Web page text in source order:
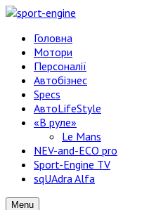
Головна
Мотори
Персоналії
Автобізнес
Specs
АвтоLifeStyle
«В руле»
Le Mans
NEV-and-ECO pro
Sport-Engine TV
sqUAdra Alfa
Menu